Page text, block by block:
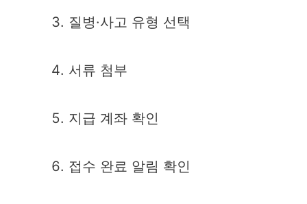
질병·사고 유형 선택
서류 첨부
지급 계좌 확인
접수 완료 알림 확인